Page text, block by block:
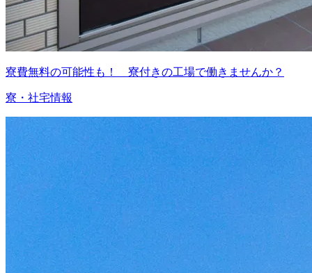
寮費無料の可能性も！ 寮付きの工場で働きませんか？
寮・社宅情報